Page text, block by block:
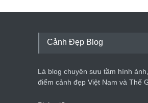
Bán đảo Sơn Trà
dân dã ở Sài Gòn
Cảnh đẹp Việt Nam
Cảnh Đẹp Blog
Là blog chuyên sưu tầm hình
điểm cảnh đẹp Việt Nam và Thế